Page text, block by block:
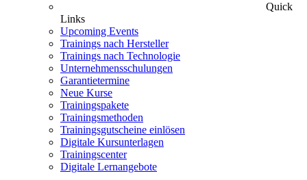
Quick
Links
Upcoming Events
Trainings nach Hersteller
Trainings nach Technologie
Unternehmensschulungen
Garantietermine
Neue Kurse
Trainingspakete
Trainingsmethoden
Trainingsgutscheine einlösen
Digitale Kursunterlagen
Trainingscenter
Digitale Lernangebote